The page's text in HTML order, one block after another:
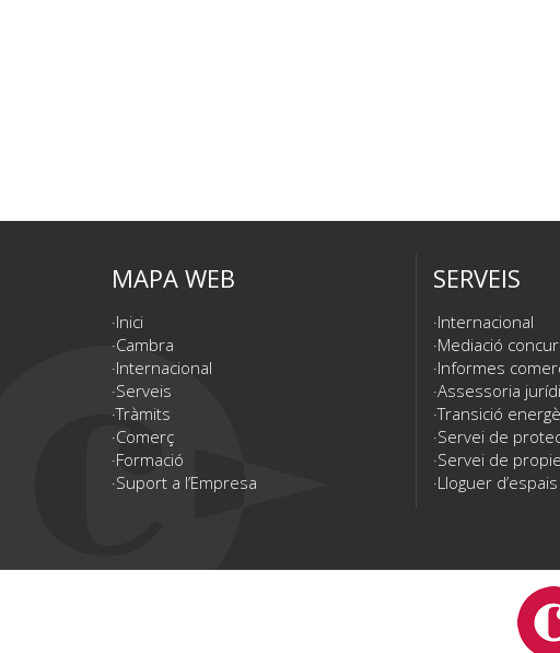
MAPA WEB
Inici
Cambra
Internacional
Serveis
Tràmits
Comerç
Formació
Suport a l’Empresa
SERVEIS
Internacional
Mediació
Informes
Assessoria
Transició
Servei de
Servei de
Lloguer d’espais